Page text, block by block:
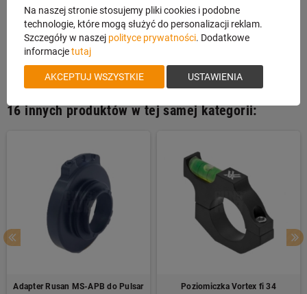
Poziomiczka na obiektyw, ułatwia ocenę prawidłowego
ułożenia karabinu przed oddaniem strzału. Wyraźna podziałka
pozwala w szybki sposób sprawdzić poprawność ułożenia
broni przed strzałem, praktycznie bez odrywania oczu od celu.
16 innych produktów w tej samej kategorii:
Adapter Rusan MS-APB do Pulsar
Poziomiczka Vortex fi 34
Na naszej stronie stosujemy pliki cookies i podobne
technologie, które mogą służyć do personalizacji reklam.
Szczegóły w naszej polityce prywatności. Dodatkowe
informacjetutaj
AKCEPTUJ WSZYSTKIE USTAWIENIA